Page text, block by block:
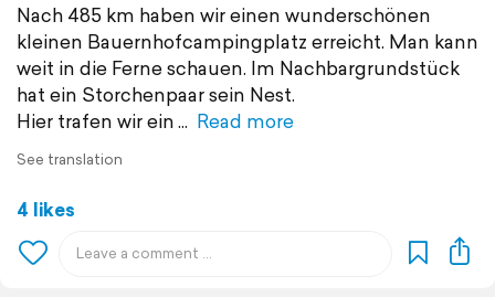
Nach 485 km haben wir einen wunderschönen
kleinen Bauernhofcampingplatz erreicht. Man kann
weit in die Ferne schauen. Im Nachbargrundstück
hat ein Storchenpaar sein Nest.
Hier trafen wir ein
Read more
See translation
4 likes